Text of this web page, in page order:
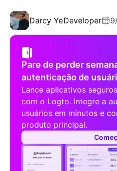
Darcy YeDeveloper
Pare de perder
autenticação de
Lance aplicativos
com o Logto. Integre a
usuários em minutos e
produto principal.